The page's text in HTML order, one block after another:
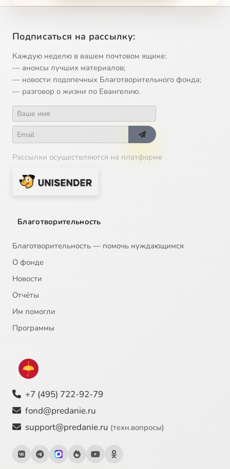
13 Икона Божией Матери 'Державная'
14
15
16 Сорок мучеников Севастийских, 22 марта
18 БЛАГОВЕЩЕНИЕ, 7 апреля
21
23 ПАСХА
25
26
ВОЗНЕСЕНИЕ
28
Подписаться на рассылку:
Каждую неделю в вашем почтовом ящике:
— анонсы лучших материалов;
— новости подопечных Благотворительного фонда;
— разговор о жизни по Евангелию.
Рассылки осуществляются на платформе
Благотворительность
Благотворительность — помочь нуждающимся
О фонде
Новости
Отчёты
Им помогли
Программы
+7 (495) 722-92-79
fond@predanie.ru
support@predanie.ru (техн.вопросы)